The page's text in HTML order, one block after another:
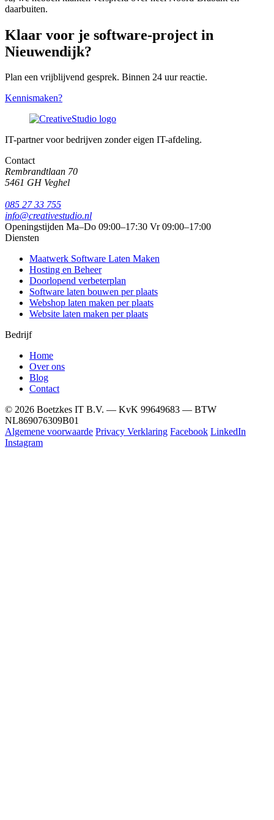
daarbuiten.
Klaar voor je software-project in
Nieuwendijk?
Plan een vrijblijvend gesprek. Binnen 24 uur reactie.
Kennismaken?
IT-partner voor bedrijven zonder eigen IT-afdeling.
Contact
Rembrandtlaan 70
5461 GH Veghel
085 27 33 755
info@creativestudio.nl
Openingstijden Ma–Do 09:00–17:30 Vr 09:00–17:00
Diensten
Maatwerk Software Laten Maken
Hosting en Beheer
Doorlopend verbeterplan
Software laten bouwen per plaats
Webshop laten maken per plaats
Website laten maken per plaats
Bedrijf
Home
Over ons
Blog
Contact
© 2026 Boetzkes IT B.V. — KvK 99649683 — BTW
NL869076309B01
Algemene voorwaarde Privacy Verklaring Facebook LinkedIn
Instagram